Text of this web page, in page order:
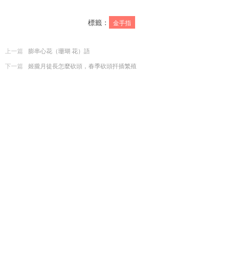
標籤： 金手指
上一篇
膨串心花（珊瑚 花）語
下一篇
姬朧月徒長怎麼砍頭，春季砍頭扦插繁殖